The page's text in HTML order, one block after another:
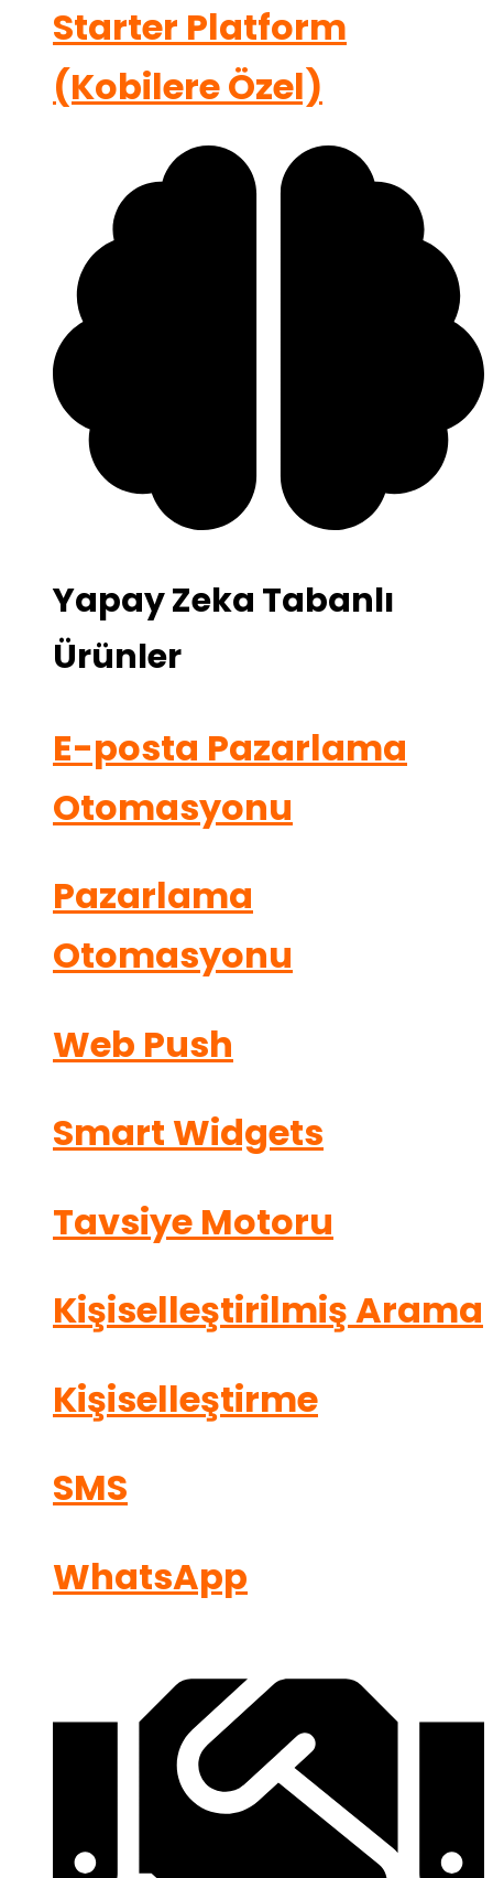
Starter Platform
(Kobilere Özel)
Yapay Zeka Tabanlı
Ürünler
E-posta Pazarlama
Otomasyonu
Pazarlama
Otomasyonu
Web Push
Smart Widgets
Tavsiye Motoru
Kişiselleştirilmiş Arama
Kişiselleştirme
SMS
WhatsApp